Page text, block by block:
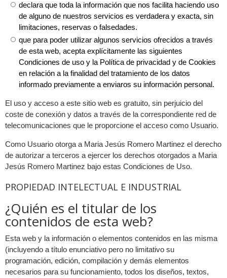
declara que toda la información que nos facilita haciendo uso
de alguno de nuestros servicios es verdadera y exacta, sin
limitaciones, reservas o falsedades.
que para poder utilizar algunos servicios ofrecidos a través
de esta web, acepta explícitamente las siguientes
Condiciones de uso y la Política de privacidad y de Cookies
en relación a la finalidad del tratamiento de los datos
informado previamente a enviaros su información personal.
El uso y acceso a este sitio web es gratuito, sin perjuicio del
coste de conexión y datos a través de la correspondiente red de
telecomunicaciones que le proporcione el acceso como Usuario.
Como Usuario otorga a Maria Jesús Romero Martinez el derecho
de autorizar a terceros a ejercer los derechos otorgados a Maria
Jesús Romero Martinez bajo estas Condiciones de Uso.
PROPIEDAD INTELECTUAL E INDUSTRIAL
¿Quién es el titular de los
contenidos de esta web?
Esta web y la información o elementos contenidos en las misma
(incluyendo a título enunciativo pero no limitativo su
programación, edición, compilación y demás elementos
necesarios para su funcionamiento, todos los diseños, textos,